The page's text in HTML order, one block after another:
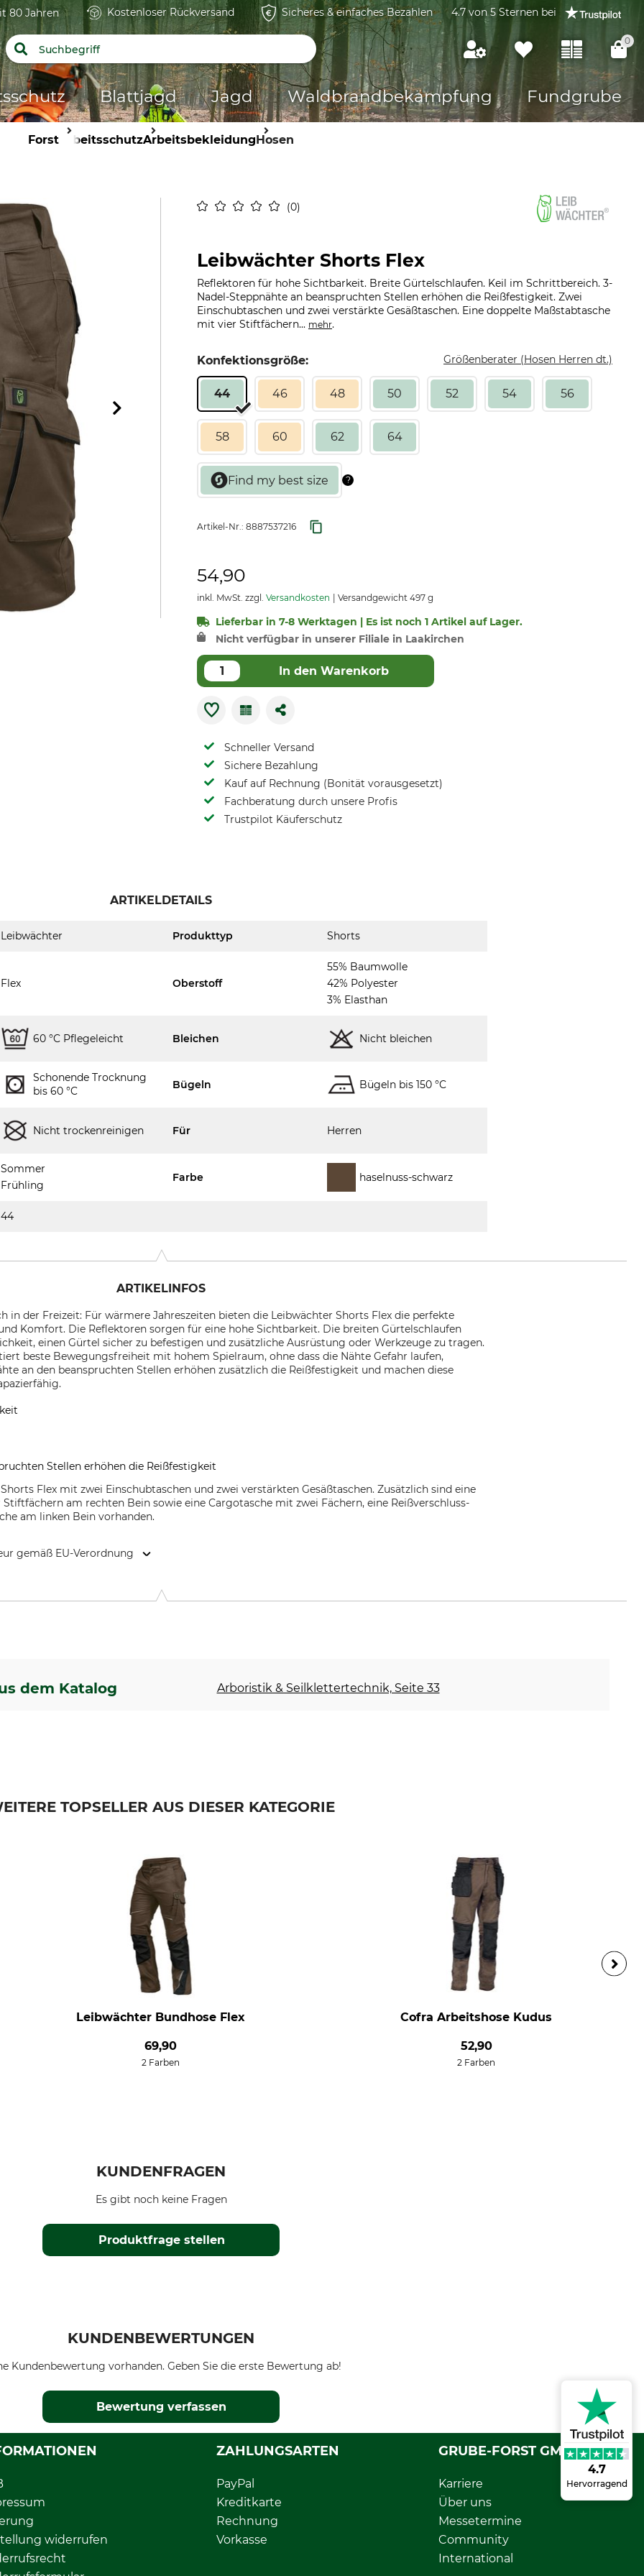
4.7
Hervorragend
80 Jahren Kostenloser Rückversand Sicheres & einfaches Bezahlen 4.7 von 5 Sternen bei
0
Blattjagd Jagd Waldbrandbekämpfung Fundgrube
Forst ArbeitsschutzArbeitsbekleidungHosen
0
Leibwächter Shorts Flex
Reflektoren für hohe Sichtbarkeit. Breite Gürtelschlaufen. Keil im Schrittbereich. 3-
Nadel-Steppnähte an beanspruchten Stellen erhöhen die Reißfestigkeit. Zwei
Einschubtaschen und zwei verstärkte Gesäßtaschen. Eine doppelte Maßstabtasche
mit vier Stiftfächern... mehr.
Konfektionsgröße: Größenberater (Hosen Herren dt.)
44 46 48 50 52 54 56
58 60 62 64
Artikel-Nr.: 8887537216
54,90
inkl. MwSt. zzgl. Versandkosten Versandgewicht 497 g
Lieferbar in 7-8 Werktagen | Es ist noch 1 Artikel auf Lager.
Nicht verfügbar in unserer Filiale in Laakirchen
In den Warenkorb
Schneller Versand
Sichere Bezahlung
Kauf auf Rechnung (Bonität vorausgesetzt)
Fachberatung durch unsere Profis
Trustpilot Käuferschutz
ARTIKELDETAILS
Leibwächter Produkttyp Shorts
Flex Oberstoff
55% Baumwolle
42% Polyester
3% Elasthan
60 °C Pflegeleicht Bleichen Nicht bleichen
Schonende Trocknung
bis 60 °C
Bügeln Bügeln bis 150 °C
Nicht trockenreinigen Für Herren
Sommer
Frühling
Farbe haselnuss-schwarz
44
ARTIKELINFOS
in der Freizeit: Für wärmere Jahreszeiten bieten die Leibwächter Shorts Flex die perfekte
Komfort. Die Reflektoren sorgen für eine hohe Sichtbarkeit. Die breiten Gürtelschlaufen
einen Gürtel sicher zu befestigen und zusätzliche Ausrüstung oder Werkzeuge zu tragen.
beste Bewegungsfreiheit mit hohem Spielraum, ohne dass die Nähte Gefahr laufen,
an den beanspruchten Stellen erhöhen zusätzlich die Reißfestigkeit und machen diese
Stellen erhöhen die Reißfestigkeit
Flex mit zwei Einschubtaschen und zwei verstärkten Gesäßtaschen. Zusätzlich sind eine
am rechten Bein sowie eine Cargotasche mit zwei Fächern, eine Reißverschluss-
am linken Bein vorhanden.
gemäß EU-Verordnung
dem Katalog Arboristik & Seilklettertechnik, Seite 33
TOPSELLER AUS DIESER KATEGORIE
Leibwächter Bundhose Flex
69,90
2 Farben
Cofra Arbeitshose Kudus
52,90
2 Farben
KUNDENFRAGEN
Produktfrage stellen
Es gibt noch keine Fragen
KUNDENBEWERTUNGEN
Kundenbewertung vorhanden. Geben Sie die erste Bewertung ab!
Bewertung verfassen
widerrufen
ZAHLUNGSARTEN
PayPal
Kreditkarte
Rechnung
Vorkasse
GRUBE-FORST GMBH
Karriere
Über uns
Messetermine
Community
International